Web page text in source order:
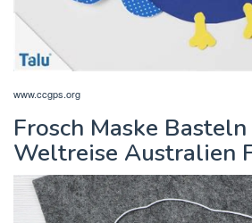
www.ccgps.org
Frosch Maske
Weltreise Australien